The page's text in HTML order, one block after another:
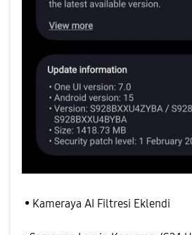
• Kameraya AI Filtresi Eklendi